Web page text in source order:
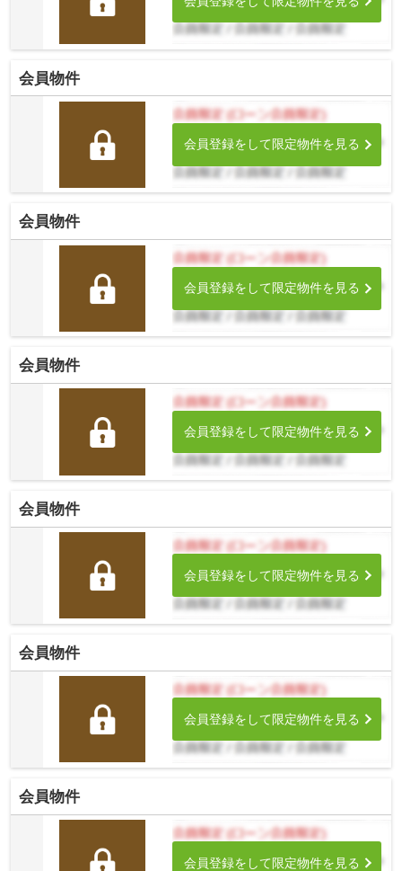
会員物件
会員登録をして限定物件を見る
会員物件
会員登録をして限定物件を見る
会員物件
会員登録をして限定物件を見る
会員物件
会員登録をして限定物件を見る
会員物件
会員登録をして限定物件を見る
会員物件
会員登録をして限定物件を見る